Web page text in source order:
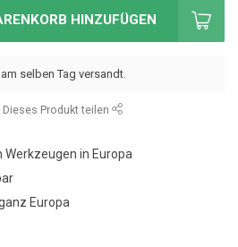
HINZUFÜGEN
selben Tag versandt.
Dieses Produkt teilen
in Europa
Europa